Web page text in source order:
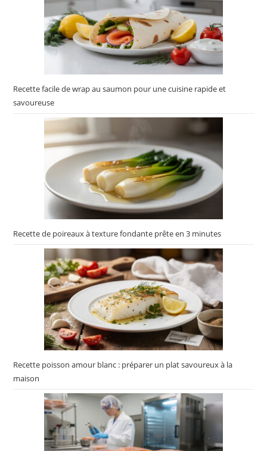
Recette facile de wrap au saumon pour une cuisine rapide et
savoureuse
Recette de poireaux à texture fondante prête en 3 minutes
Recette poisson amour blanc : préparer un plat savoureux à la
maison